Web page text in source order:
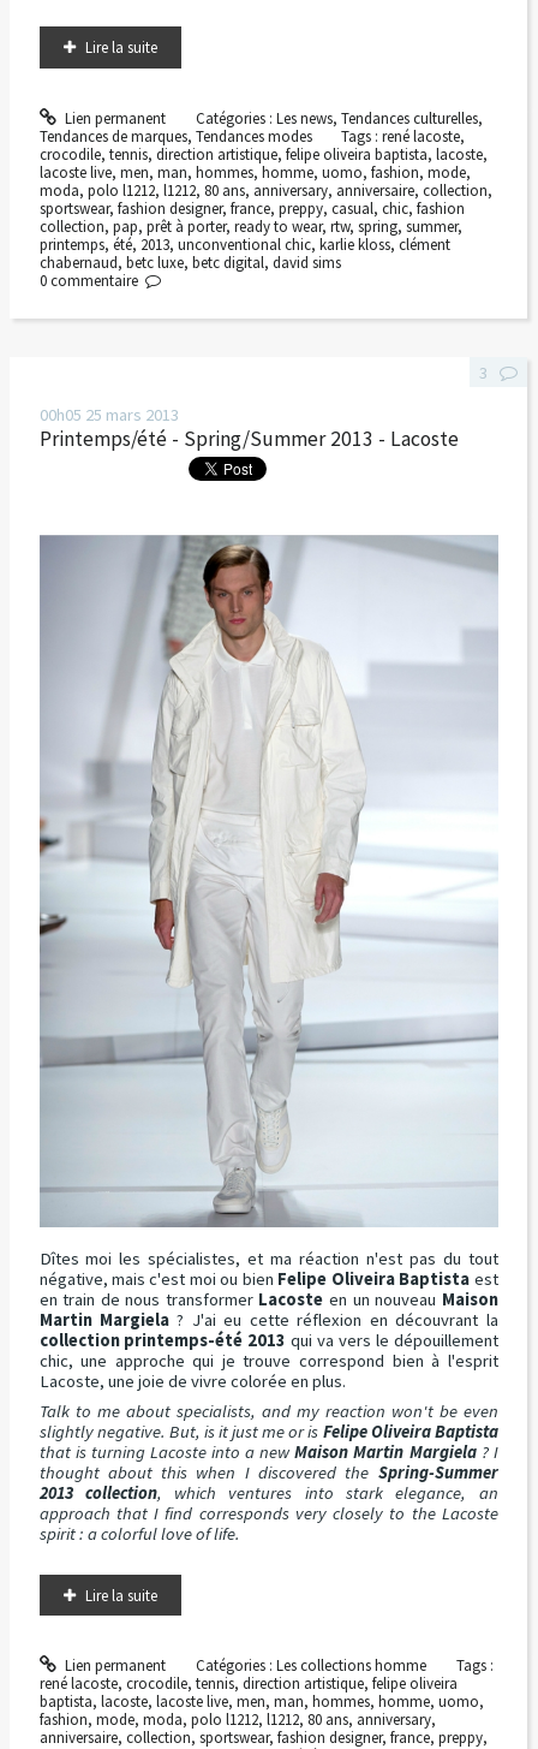
Lire la suite
Lien permanent Catégories : Les news, Tendances culturelles,
Tendances de marques, Tendances modes Tags :rené lacoste,
crocodile, tennis, direction artistique, felipe oliveira baptista, lacoste,
lacoste live, men, man, hommes, homme, uomo, fashion, mode,
moda, polo l1212, l1212, 80 ans, anniversary, anniversaire, collection,
sportswear, fashion designer, france, preppy, casual, chic, fashion
collection, pap, prêt à porter, ready to wear, rtw, spring, summer,
printemps, été, 2013, unconventional chic, karlie kloss, clément
chabernaud, betc luxe, betc digital, david sims
0 commentaire
00h05 25 mars 2013
Printemps/été - Spring/Summer 2013 - Lacoste
Dîtes moi les spécialistes, et ma réaction n'est pas du tout
négative, mais c'est moi ou bien Felipe Oliveira Baptista est
en train de nous transformer Lacoste en un nouveau Maison
Martin Margiela? J'ai eu cette réflexion en découvrant la
collection printemps-été 2013 qui va vers le dépouillement
chic, une approche qui je trouve correspond bien à l'esprit
Lacoste, une joie de vivre colorée en plus.
Talk to me about specialists, and my reaction won't be even
slightly negative. But, is it just me or is Felipe Oliveira Baptista
that is turning Lacoste into a newMaison Martin Margiela? I
thought about this when I discovered the Spring-Summer
2013 collection, which ventures into stark elegance, an
approach that I find corresponds very closely to the Lacoste
spirit : a colorful love of life.
Lire la suite
Lien permanent Catégories : Les collections homme
Tags :
rené lacoste, crocodile, tennis, direction artistique, felipe oliveira
baptista, lacoste, lacoste live, men, man, hommes, homme, uomo,
fashion, mode, moda, polo l1212, l1212, 80 ans, anniversary,
anniversaire, collection, sportswear, fashion designer, france, preppy,
3